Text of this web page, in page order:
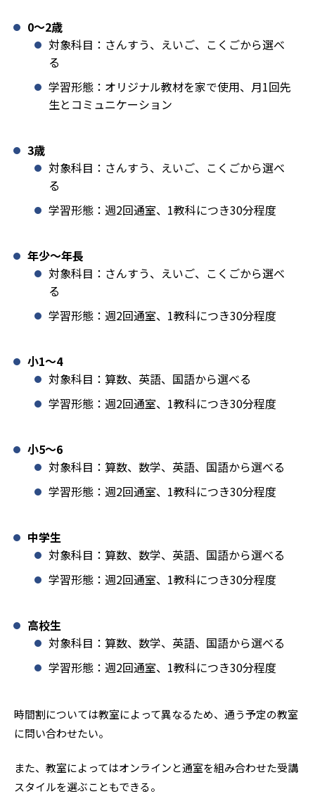
0〜2歳
対象科目：さんすう、えいご、こくごから選べ
る
学習形態：オリジナル教材を家で使用、月1回先
生とコミュニケーション
3歳
対象科目：さんすう、えいご、こくごから選べ
る
学習形態：週2回通室、1教科につき30分程度
年少〜年長
対象科目：さんすう、えいご、こくごから選べ
る
学習形態：週2回通室、1教科につき30分程度
小1️〜4
対象科目：算数、英語、国語から選べる
学習形態：週2回通室、1教科につき30分程度
小5〜6
対象科目：算数、数学、英語、国語から選べる
学習形態：週2回通室、1教科につき30分程度
中学生
対象科目：算数、数学、英語、国語から選べる
学習形態：週2回通室、1教科につき30分程度
高校生
対象科目：算数、数学、英語、国語から選べる
学習形態：週2回通室、1教科につき30分程度
時間割については教室によって異なるため、通う予定の教室
に問い合わせたい。
また、教室によってはオンラインと通室を組み合わせた受講
スタイルを選ぶこともできる。